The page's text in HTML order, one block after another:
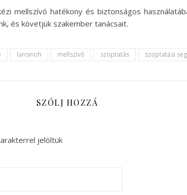
mellszívó hatékony és biztonságos
és követjük szakember tanácsait.
lansinoh mellszívó szoptatás szoptatási
SZÓLJ HOZZÁ
jelöltük